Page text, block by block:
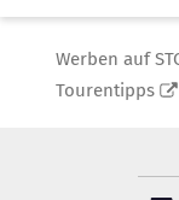
Werben auf
Tourentipps